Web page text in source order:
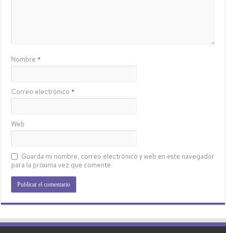
Nombre *
Correo electrónico *
Web
Guarda mi nombre, correo electrónico y web en este navegador
para la próxima vez que comente.